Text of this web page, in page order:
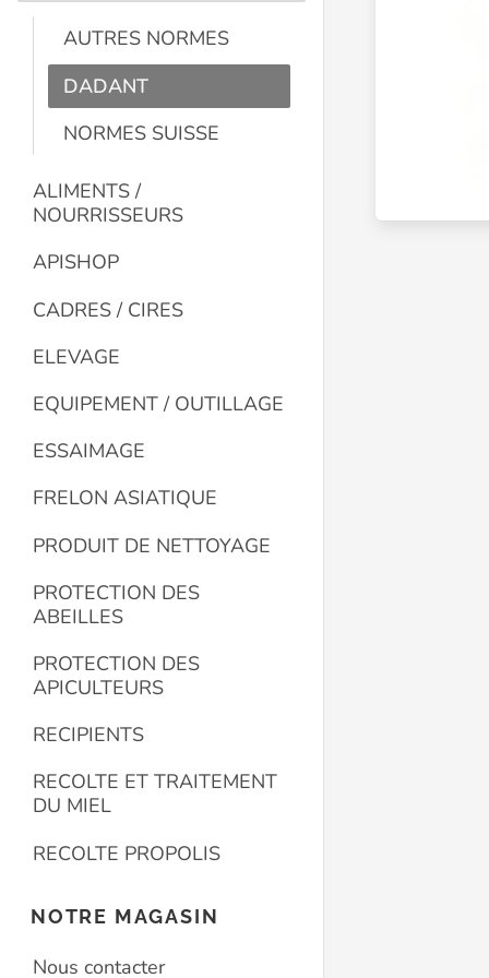
AUTRES NORMES
DADANT
NORMES SUISSE
ALIMENTS /
NOURRISSEURS
APISHOP
CADRES / CIRES
ELEVAGE
EQUIPEMENT / OUTILLAGE
ESSAIMAGE
FRELON ASIATIQUE
PRODUIT DE NETTOYAGE
PROTECTION DES
ABEILLES
PROTECTION DES
APICULTEURS
RECIPIENTS
RECOLTE ET TRAITEMENT
DU MIEL
RECOLTE PROPOLIS
NOTRE MAGASIN
Nous contacter